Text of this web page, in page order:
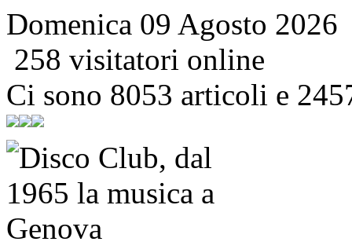
Domenica 09 Agosto 2026
258 visitatori online
Ci sono 8053 articoli e